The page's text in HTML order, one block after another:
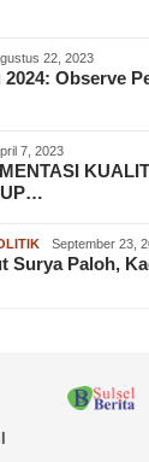
22, 2023
2024: Observe
7, 2023
September 23,
Surya Paloh,